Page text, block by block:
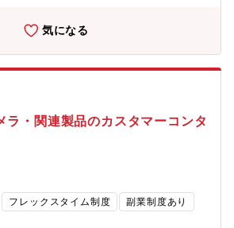
回【当業務の魅力点・応募者にとってのベ
年後の当社のありたい姿として、長期ビジ
」を掲げています。当部署では、
で台頭し、グローバルでの規制が変化する
ティに関する全社的なソフトウェア開発標
ており、今回、革新の最前線で挑戦し、共
り拓いていただく方を求めております。
に「人間主義」があります。社員一人ひと
てプロフェッショナルとして尊重し、その
人数で仕事をすれば仕事の単位が細分化され
見を吸収することができ、意味のあるもの
大きくなります。「わたしがやります」と
に仕事を任せていく自由闊達な風土です。
ja/surveillance/products【求
決に向けて主体的に取り組める方・新しい
学習できる方【勤務環境・働き方】・基本
に応じて在宅勤務は相談可）・残業原則ご
気になる
ラ・関連製品のカスタマーコンタ
フレックスタイム制度
副業制度あり